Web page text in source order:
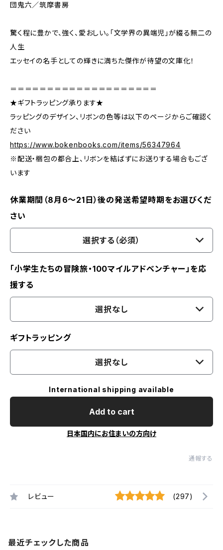
団鬼六／筑摩書房
驚く程に豊かで、強く、愛おしい。「文学界の異端児」が綴る無二の
人生
エッセイの名手としての輝きに満ちた傑作が待望の文庫化！
＝＝＝＝＝＝＝＝＝＝＝＝＝＝＝＝＝＝＝＝
★ギフトラッピング承ります★
ラッピングのデザイン、リボンの色等は以下のページからご確認く
ださい
https://www.bokenbooks.com/items/56347964
※配送・梱包の都合上、リボンを結ばずにお送りする場合もござ
います
休業期間（8月6〜21日）後の発送希望時期をお選びくだ
さい
選択する（必須）
「小学生たちの冒険旅・100マイルアドベンチャー」を応
援する
選択なし
ギフトラッピング
選択なし
International shipping available
Add to cart
日本国内にお住まいの方向け
通報する
レビュー (297)
最近チェックした商品